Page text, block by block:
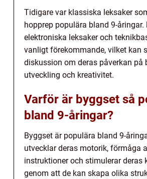
Tidigare var klassiska leksaker
hopprep populära bland 9-åringar.
elektroniska leksaker och
vanligt förekommande, vilket kan
diskussion om deras påverkan på
utveckling och kreativitet.
Varför är byggset så
bland 9-åringar?
Byggset är populära bland 9-
utvecklar deras motorik, förmåga
instruktioner och stimulerar deras
genom att de kan skapa olika